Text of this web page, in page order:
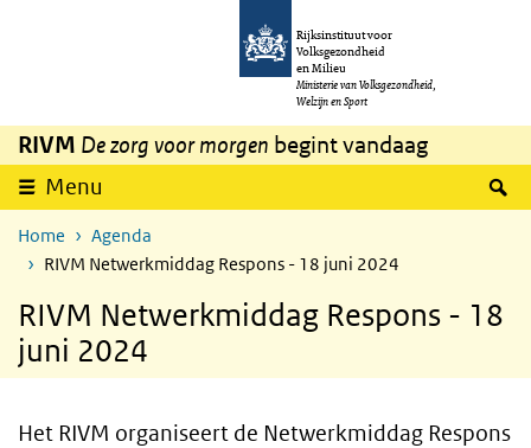
Overslaan en naar de inhoud gaan
Rijksinstituut voor
Volksgezondheid
en Milieu
Ministerie van Volksgezondheid,
Welzijn en Sport
RIVM De zorg voor morgen begint vandaag
Menu
Home
Agenda
RIVM Netwerkmiddag Respons - 18 juni 2024
RIVM Netwerkmiddag Respons - 18
juni 2024
Het RIVM organiseert de Netwerkmiddag Respons